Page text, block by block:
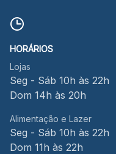
HORÁRIOS
Lojas
Seg - Sáb 10h às 22h
Dom 14h às 20h
Alimentação e Lazer
Seg - Sáb 10h às 22h
Dom 11h às 22h